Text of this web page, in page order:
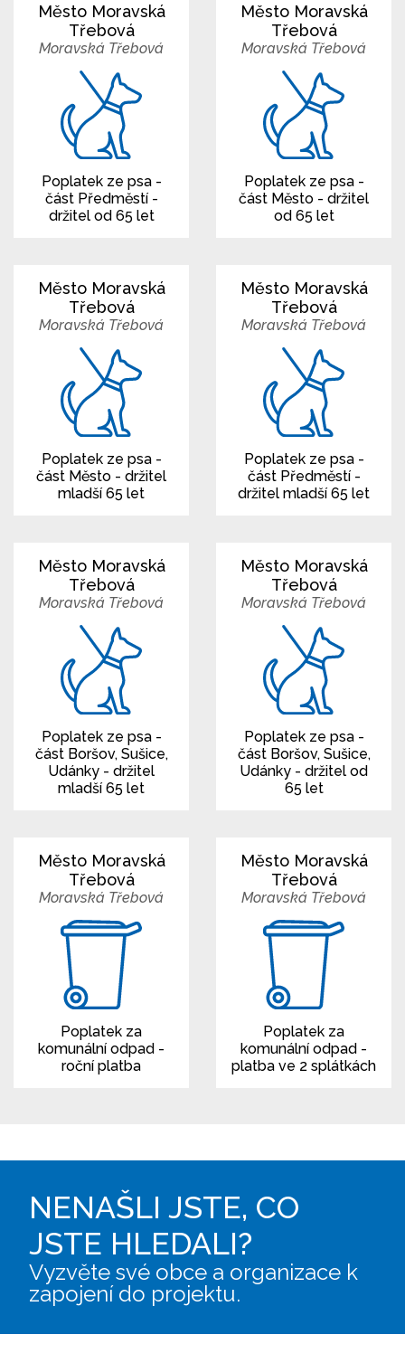
Město Moravská
Třebová
Moravská Třebová
Poplatek ze psa -
část Předměstí -
držitel od 65 let
Město Moravská
Třebová
Moravská Třebová
Poplatek ze psa -
část Město - držitel
od 65 let
Město Moravská
Třebová
Moravská Třebová
Poplatek ze psa -
část Město - držitel
mladší 65 let
Město Moravská
Třebová
Moravská Třebová
Poplatek ze psa -
část Předměstí -
držitel mladší 65 let
Město Moravská
Třebová
Moravská Třebová
Poplatek ze psa -
část Boršov, Sušice,
Udánky - držitel
mladší 65 let
Město Moravská
Třebová
Moravská Třebová
Poplatek ze psa -
část Boršov, Sušice,
Udánky - držitel od
65 let
Město Moravská
Třebová
Moravská Třebová
Poplatek za
komunální odpad -
roční platba
Město Moravská
Třebová
Moravská Třebová
Poplatek za
komunální odpad -
platba ve 2 splátkách
NENAŠLI JSTE, CO
JSTE HLEDALI?
Vyzvěte své obce a organizace k
zapojení do projektu.